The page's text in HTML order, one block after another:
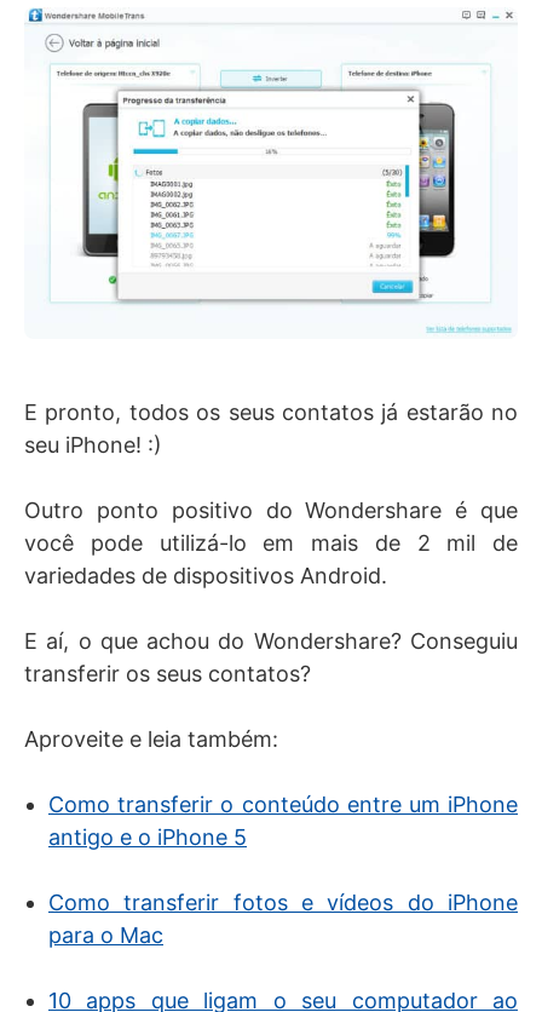
E pronto, todos os seus contatos já estarão no
seu iPhone! :)
Outro ponto positivo do Wondershare é que
você pode utilizá-lo em mais de 2 mil de
variedades de dispositivos Android.
E aí, o que achou do Wondershare? Conseguiu
transferir os seus contatos?
Aproveite e leia também:
Como transferir o conteúdo entre um iPhone
antigo e o iPhone 5
Como transferir fotos e vídeos do iPhone
para o Mac
10 apps que ligam o seu computador ao